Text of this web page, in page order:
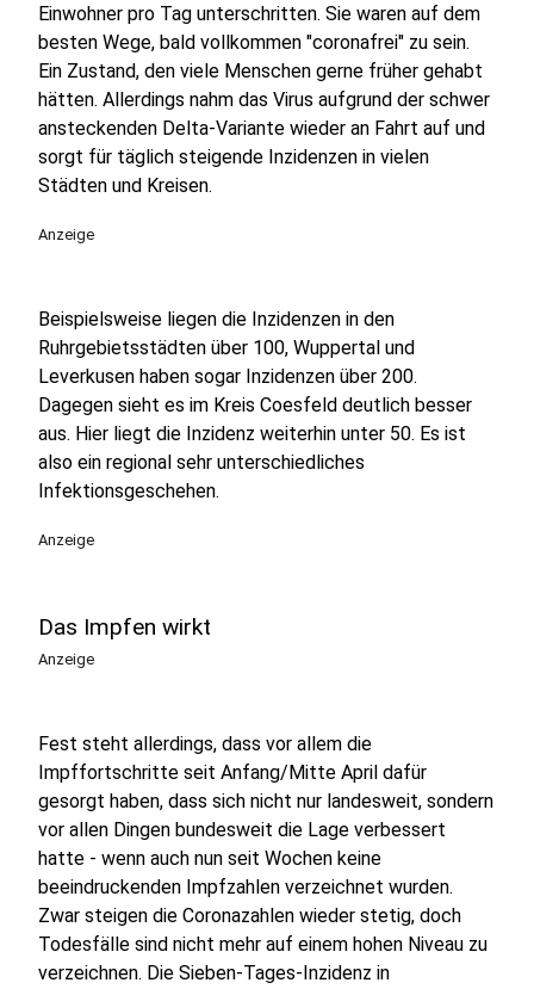
Einwohner pro Tag unterschritten. Sie waren auf dem
besten Wege, bald vollkommen "coronafrei" zu sein.
Ein Zustand, den viele Menschen gerne früher gehabt
hätten. Allerdings nahm das Virus aufgrund der schwer
ansteckenden Delta-Variante wieder an Fahrt auf und
sorgt für täglich steigende Inzidenzen in vielen
Städten und Kreisen.
Anzeige
Beispielsweise liegen die Inzidenzen in den
Ruhrgebietsstädten über 100, Wuppertal und
Leverkusen haben sogar Inzidenzen über 200.
Dagegen sieht es im Kreis Coesfeld deutlich besser
aus. Hier liegt die Inzidenz weiterhin unter 50. Es ist
also ein regional sehr unterschiedliches
Infektionsgeschehen.
Anzeige
Das Impfen wirkt
Anzeige
Fest steht allerdings, dass vor allem die
Impffortschritte seit Anfang/Mitte April dafür
gesorgt haben, dass sich nicht nur landesweit, sondern
vor allen Dingen bundesweit die Lage verbessert
hatte - wenn auch nun seit Wochen keine
beeindruckenden Impfzahlen verzeichnet wurden.
Zwar steigen die Coronazahlen wieder stetig, doch
Todesfälle sind nicht mehr auf einem hohen Niveau zu
verzeichnen. Die Sieben-Tages-Inzidenz in